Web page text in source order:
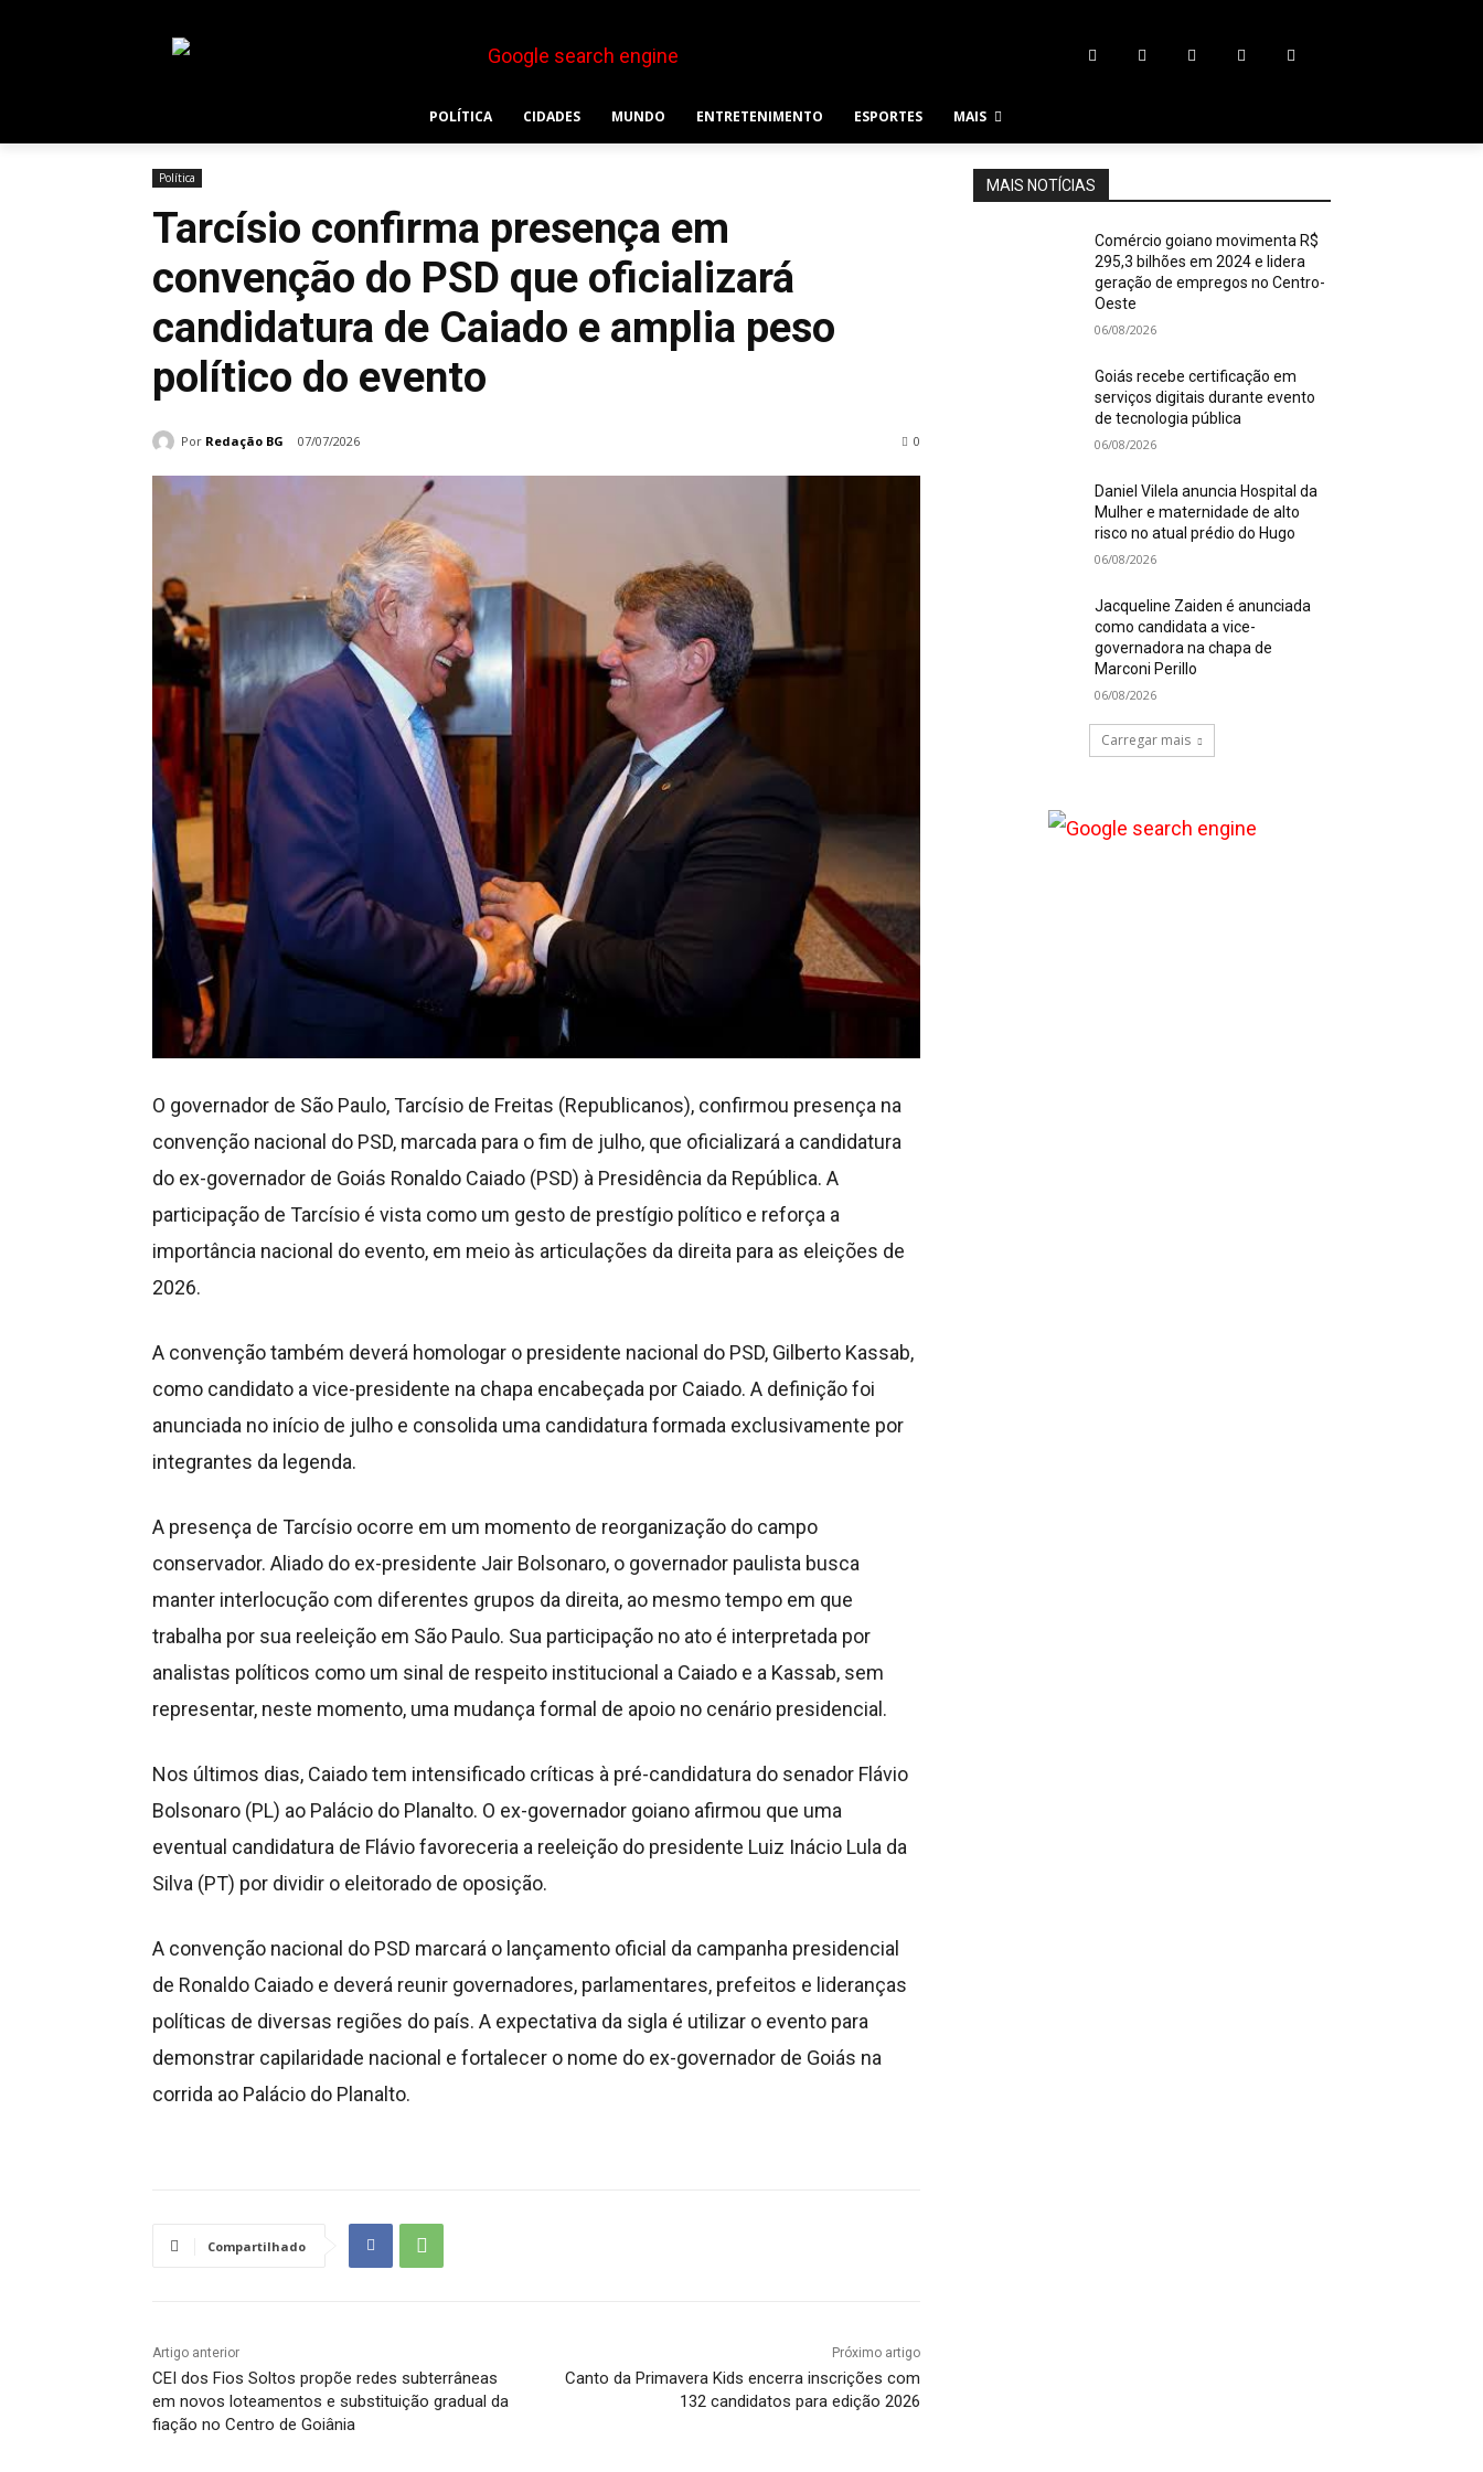
POLÍTICA CIDADES MUNDO ENTRETENIMENTO ESPORTES MAIS
Política
Tarcísio confirma presença em
convenção do PSD que oficializará
candidatura de Caiado e amplia peso
político do evento
Por Redação BG 07/07/2026 0
O governador de São Paulo, Tarcísio de Freitas (Republicanos), confirmou presença na
convenção nacional do PSD, marcada para o fim de julho, que oficializará a candidatura
do ex-governador de Goiás Ronaldo Caiado (PSD) à Presidência da República. A
participação de Tarcísio é vista como um gesto de prestígio político e reforça a
importância nacional do evento, em meio às articulações da direita para as eleições de
2026.
A convenção também deverá homologar o presidente nacional do PSD, Gilberto Kassab,
como candidato a vice-presidente na chapa encabeçada por Caiado. A definição foi
anunciada no início de julho e consolida uma candidatura formada exclusivamente por
integrantes da legenda.
A presença de Tarcísio ocorre em um momento de reorganização do campo
conservador. Aliado do ex-presidente Jair Bolsonaro, o governador paulista busca
manter interlocução com diferentes grupos da direita, ao mesmo tempo em que
trabalha por sua reeleição em São Paulo. Sua participação no ato é interpretada por
analistas políticos como um sinal de respeito institucional a Caiado e a Kassab, sem
representar, neste momento, uma mudança formal de apoio no cenário presidencial.
Nos últimos dias, Caiado tem intensificado críticas à pré-candidatura do senador Flávio
Bolsonaro (PL) ao Palácio do Planalto. O ex-governador goiano afirmou que uma
eventual candidatura de Flávio favoreceria a reeleição do presidente Luiz Inácio Lula da
Silva (PT) por dividir o eleitorado de oposição.
A convenção nacional do PSD marcará o lançamento oficial da campanha presidencial
de Ronaldo Caiado e deverá reunir governadores, parlamentares, prefeitos e lideranças
políticas de diversas regiões do país. A expectativa da sigla é utilizar o evento para
demonstrar capilaridade nacional e fortalecer o nome do ex-governador de Goiás na
corrida ao Palácio do Planalto.
Compartilhado
Artigo anterior
CEI dos Fios Soltos propõe redes subterrâneas
em novos loteamentos e substituição gradual da
fiação no Centro de Goiânia
Próximo artigo
Canto da Primavera Kids encerra inscrições com
132 candidatos para edição 2026
MAIS NOTÍCIAS
Comércio goiano movimenta R$
295,3 bilhões em 2024 e lidera
geração de empregos no Centro-
Oeste
06/08/2026
Goiás recebe certificação em
serviços digitais durante evento
de tecnologia pública
06/08/2026
Daniel Vilela anuncia Hospital da
Mulher e maternidade de alto
risco no atual prédio do Hugo
06/08/2026
Jacqueline Zaiden é anunciada
como candidata a vice-
governadora na chapa de
Marconi Perillo
06/08/2026
Carregar mais